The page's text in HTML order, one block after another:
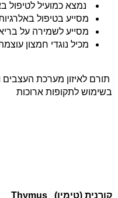
נמצא כמועיל לטיפול
מסייע בטיפול
מסייע לשמירה על
מכיל נוגדי חמצון
תורם לאיזון מערכת העצבים
בשימוש לתקופות ארוכות
קורנית (טימין) Thymus